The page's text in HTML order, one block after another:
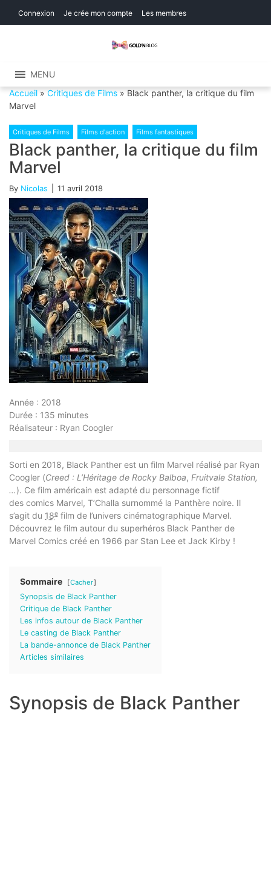
Connexion Je crée mon compte Les membres
MENU
Accueil » Critiques de Films » Black panther, la critique du film
Marvel
Critiques de Films Films d'action Films fantastiques
Black panther, la critique du film
Marvel
By Nicolas 11 avril 2018
Année : 2018
Durée : 135 minutes
Réalisateur : Ryan Coogler
Sorti en 2018, Black Panther est un film Marvel réalisé par Ryan
Coogler (Creed : L’Héritage de Rocky Balboa, Fruitvale Station,
…). Ce film américain est adapté du personnage fictif
des comics Marvel, T’Challa surnommé la Panthère noire. Il
s’agit du 18e film de l’univers cinématographique Marvel.
Découvrez le film autour du superhéros Black Panther de
Marvel Comics créé en 1966 par Stan Lee et Jack Kirby !
Sommaire Cacher
Synopsis de Black Panther
Critique de Black Panther
Les infos autour de Black Panther
Le casting de Black Panther
La bande-annonce de Black Panther
Articles similaires
Synopsis de Black Panther